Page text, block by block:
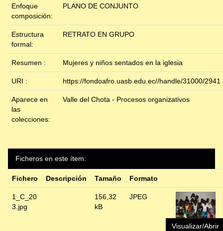
Enfoque
composición:
PLANO DE CONJUNTO
Estructura
formal:
RETRATO EN GRUPO
Resumen : Mujeres y niños sentados en la iglesia
URI : https://fondoafro.uasb.edu.ec//handle/31000/2941
Aparece en
las
colecciones:
Valle del Chota - Procesos organizativos
Ficheros en este ítem:
Fichero Descripción Tamaño Formato
1_C_20
3.jpg
156,32
kB
JPEG
Visualizar/Abrir